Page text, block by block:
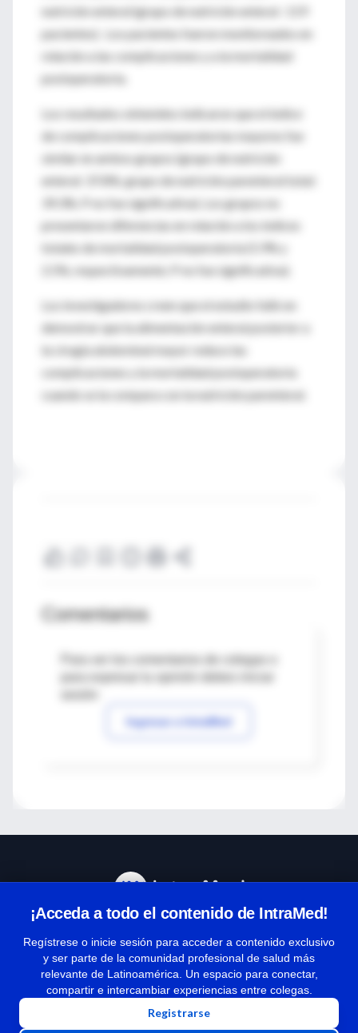
nutrición enteral (grupo de nutrición enteral : 119
pacientes). Los pacientes fueron monitoreados en
relación a las complicaciones y a la mortalidad
postoperatoria.
Los resultados obtenidos indicaron que el índice
de complicaciones postoperatorias mayores fue
similar en ambos grupos (grupo de nutrición
enteral: 37.8%; grupo de nutrición parenteral total:
39.3%; P no fue significativa). Los grupos no
presentaron diferencias en relación a los índices
totales de mortalidad postoperatoria (5.9% y
2.5%, respectivamente; P no fue significativa).
Los investigadores creen que el estudio falló en
demostrar que la alimentación enteral posterior a
la cirugía abdominal mayor reduce las
complicaciones y la mortalidad postoperatoria
cuando se la compara con la nutrición parenteral.
Comentarios
Para ver los comentarios de colegas o
Ingresar a IntraMed
¡Acceda a todo el contenido de IntraMed!
Regístrese o inicie sesión para acceder a contenido exclusivo
y ser parte de la comunidad profesional de salud más
relevante de Latinoamérica. Un espacio para conectar,
compartir e intercambiar experiencias entre colegas.
Registrarse
Términos y condiciones
| Políticas de privacidad
| Todos los derechos reservados | Copyright 1997-2026